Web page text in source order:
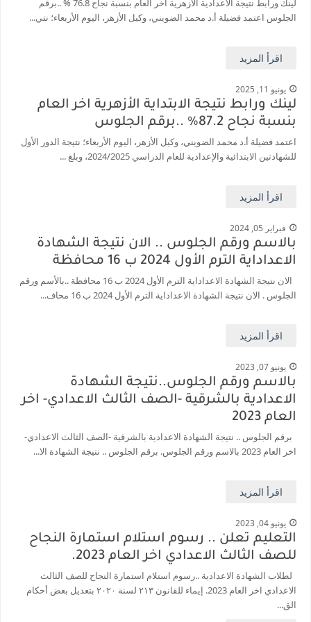
قائمة أسماء بجميع الجامعات الخاصه والأهلية والحكومية والاجنبية المعتمدة من وزارة التعليم العالي للعام الجامعي 2026/ 2027
لينك ورابط نتيجة الاعدادية الأزهرية اخر العام بنسبة نجاح 76.8 % ..برقم
الجلوس اعتمد فضيلة أ.د محمد الضويني، وكيل الأزهر، اليوم الأربعاء؛ نتي...
اقرأ المزيد
يونيو 11, 2025
لينك ورابط نتيجة الابتداية الأزهرية اخر العام
بنسبة نجاح 87.2% ..برقم الجلوس
اعتمد فضيلة أ.د محمد الضويني، وكيل الأزهر، اليوم الأربعاء؛ نتيجة الدور الأول
للشهادتين الابتدائية والإعدادية ‏للعام الدراسي 2024/2025، وبلغ ...
اقرأ المزيد
فبراير 05, 2024
بالاسم ورقم الجلوس .. الان نتيجة الشهادة
الاعداداية الترم الأول 2024 ب 16 محافظة
الان نتيجة الشهادة الاعداداية الترم الأول 2024 ب 16 محافظة ..بالأسم ورقم
الجلوس . الان نتيجة الشهادة الاعداداية الترم الأول 2024 ب 16 محاف...
اقرأ المزيد
يونيو 07, 2023
بالاسم ورقم الجلوس..نتيجة الشهادة
الاعدادية بالشرقية -الصف الثالث الاعدادي- اخر
العام 2023
برقم الجلوس .. نتيجة الشهادة الاعدادية بالشرقية -الصف الثالث الاعدادي-
اخر العام 2023 بالاسم ورقم الجلوس. برقم الجلوس .. نتيجة الشهادة الا...
اقرأ المزيد
يونيو 04, 2023
التعليم تعلن .. رسوم استلام استمارة النجاح
للصف الثالث الاعدادي اخر العام 2023.
لطلاب الشهادة الاعدادية ..رسوم استلام استمارة النجاح للصف الثالث
الاعدادي اخر العام 2023. إيماء للقانون ۲۱۳ لسنة ۲۰۲۰ بتعديل بعض أحكام
الق...